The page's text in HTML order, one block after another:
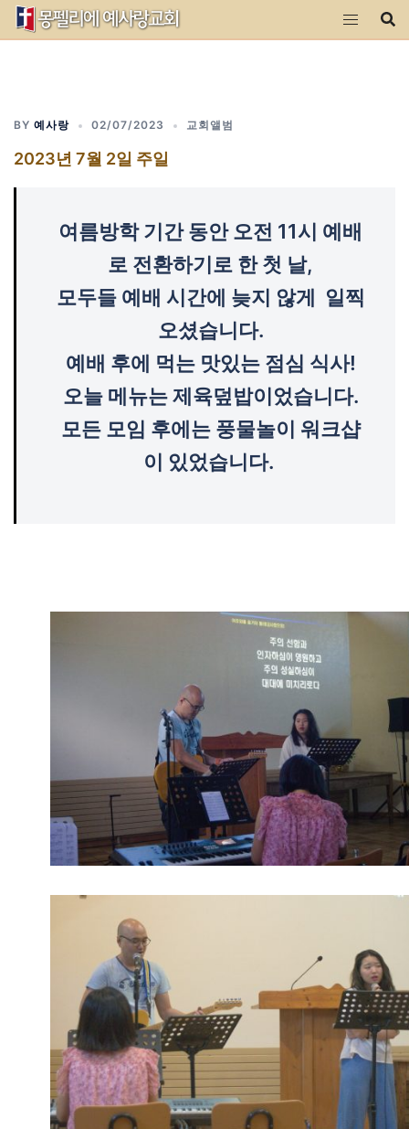
Skip
BY 예사랑 02/07/2023 교회앨범
2023년 7월 2일 주일
여름방학 기간 동안 오전 11시 예배
로 전환하기로 한 첫 날,
모두들 예배 시간에 늦지 않게 일찍
오셨습니다.
예배 후에 먹는 맛있는 점심 식사!
오늘 메뉴는 제육덮밥이었습니다.
모든 모임 후에는 풍물놀이 워크샵
이 있었습니다.